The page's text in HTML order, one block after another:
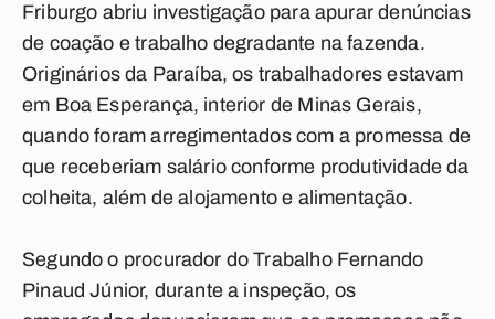
Friburgo abriu investigação para apurar denúncias
de coação e trabalho degradante na fazenda.
Originários da Paraíba, os trabalhadores estavam
em Boa Esperança, interior de Minas Gerais,
quando foram arregimentados com a promessa de
que receberiam salário conforme produtividade da
colheita, além de alojamento e alimentação.
Segundo o procurador do Trabalho Fernando
Pinaud Júnior, durante a inspeção, os